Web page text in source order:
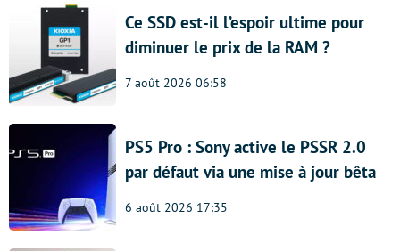
Ce SSD est-il l’espoir ultime pour
diminuer le prix de la RAM ?
7 août 2026 06:58
PS5 Pro : Sony active le PSSR 2.0
par défaut via une mise à jour bêta
6 août 2026 17:35